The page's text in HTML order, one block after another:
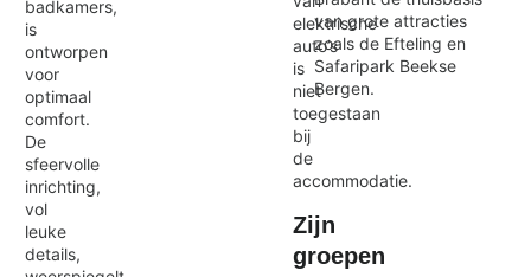
badkamers,
is
ontworpen
voor
optimaal
comfort.
De
sfeervolle
inrichting,
vol
leuke
details,
elektrische
auto’s
is
niet
toegestaan
bij
de
accommodatie.
Zijn
groepen
van grote attracties
zoals de Efteling en
Safaripark Beekse
Bergen.